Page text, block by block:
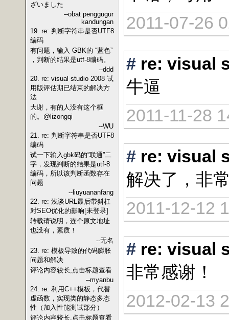
ざいました
--obat penggugur
kandungan
19. re: 判断字符串是否UTF8
编码
有问题，输入 GBK的 “蓝色”
，判断的结果是utf-8编码。
--ddd
20. re: visual studio 2008 试
用版评估期已结束的解决方
法
大谢，有的人没有这个框
的。@lizongqi
--WU
21. re: 判断字符串是否UTF8
编码
试一下输入gbk码的“联通”二
字，发现判断的结果是utf-8
编码，所以该判断函数存在
问题
--liuyuananfang
22. re: 浅谈URL最后带斜杠
对SEO优化的影响[未登录]
转载请说明，连个原文地址
也没有，素质！
--无名
23. re: 模板导致的代码膨胀
问题和解决
评论内容较长,点击标题查看
--myanbu
24. re: 利用C++模板，代替
虚函数，实现类的静态多态
性（加入性能测试部分）
评论内容较长,点击标题查看
2011-07-26
# re: visual
牛逼
2011-11-28
# re: visual
解决了，非
2011-12-12
# re: visual
非常感谢！
2012-02-13